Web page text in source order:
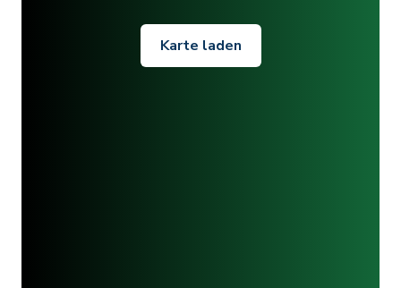
Karte laden